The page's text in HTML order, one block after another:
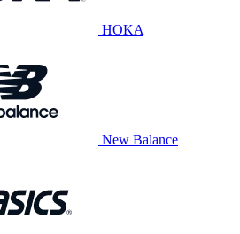
HOKA
New Balance